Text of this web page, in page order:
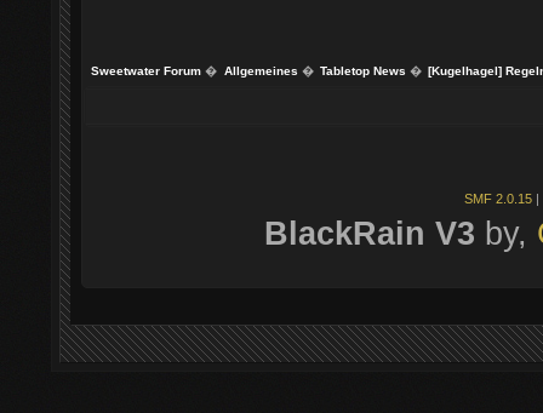
Sweetwater Forum � Allgemeines � Tabletop News � [Kugelhagel]
SMF 2.0.15 |
BlackRain V3 by,